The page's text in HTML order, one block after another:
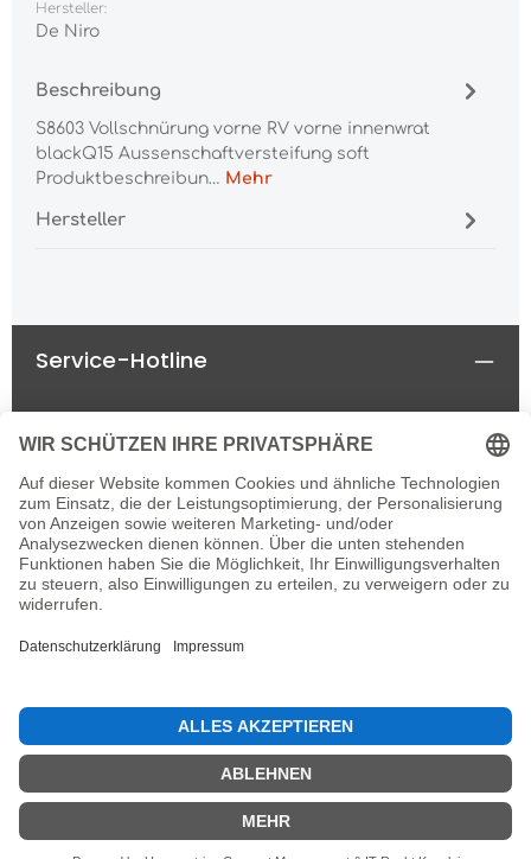
Hersteller:
De Niro
Beschreibung
S8603 Vollschnürung vorne RV vorne innenwrat
blackQ15 Aussenschaftversteifung soft
Produktbeschreibun… Mehr
Hersteller
Service-Hotline
Rechtliches
Informationen
Newsletter
© 2026 horseland-speyer.de - einzelne Rechte
vorbehalten, with
byIT&MORE e.K.
Alle Preise inkl. gesetzl. Mehrwertsteuer zzgl.
Versandkostenund ggf. Nachnahmegebühren, wenn
nicht anders angegeben.